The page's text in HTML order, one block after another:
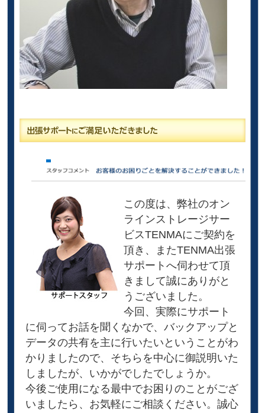
この度は、弊社のオン
ラインストレージサー
ビスTENMAにご契約を
頂き、またTENMA出張
サポートへ伺わせて頂
きまして誠にありがと
うございました。
今回、実際にサポート
に伺ってお話を聞くなかで、バックアップと
データの共有を主に行いたいということがわ
かりましたので、そちらを中心に御説明いた
しましたが、いかがでしたでしょうか。
今後ご使用になる最中でお困りのことがござ
いましたら、お気軽にご相談ください。誠心